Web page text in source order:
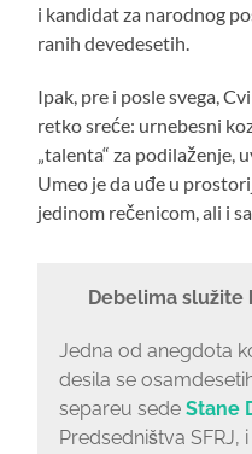
i kandidat za narodnog
ranih devedesetih.
Ipak, pre i posle svega,
retko sreće: urnebesni
„talenta“ za podilaženje,
Umeo je da uđe u
jedinom rečenicom, ali i
Debelima služite
Jedna od anegdota
desila se
separeu sede Stane
Predsedništva SFRJ, i